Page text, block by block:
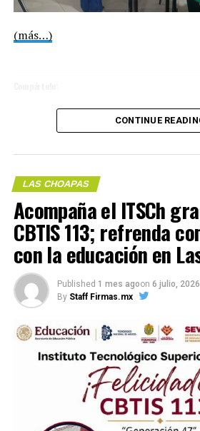
Me gusta esto:
COMPARTE ESTA
RELATED TOPICS:
UP NEXT
Aryerep Pereyra Solís consigue su
nacional deportivo del TecNN
DON'T MISS
Estudiantes del CBTIS 113 de Las
práctica de laboratorio en el LUM-
(más…)
Me gusta esto:
COMPARTE ESTA
CONTINUE
LAS CHOAPAS
Acompaña el ITSCh
CBTIS 113; refrenda
con la educación en
Published 1 mes agoon 6 julio, 2026
By Staff Firmas.mx